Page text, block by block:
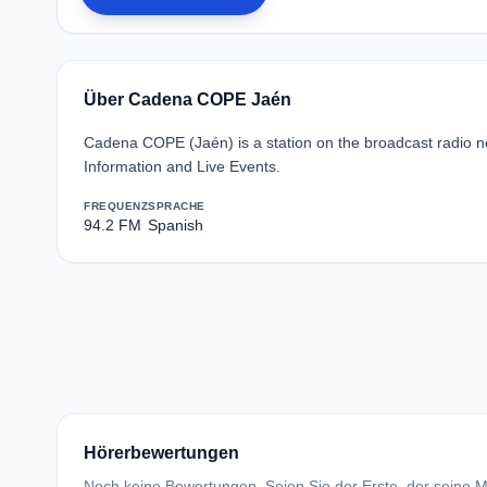
Über Cadena COPE Jaén
Cadena COPE (Jaén) is a station on the broadcast radio
Information and Live Events.
FREQUENZ
94.2 FM
SPRACHE
Spanish
Hörerbewertungen